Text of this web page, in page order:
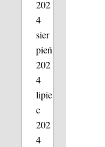
202
4
sier
pień
202
4
lipie
c
202
4